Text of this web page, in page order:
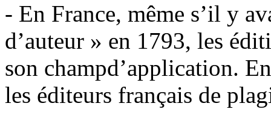
- En France, même s’il y
d’auteur » en 1793, les
son champd’application.
les éditeurs français de